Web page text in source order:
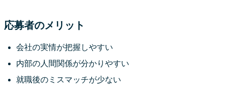
応募者のメリット
会社の実情が把握しやすい
内部の人間関係が分かりやすい
就職後のミスマッチが少ない